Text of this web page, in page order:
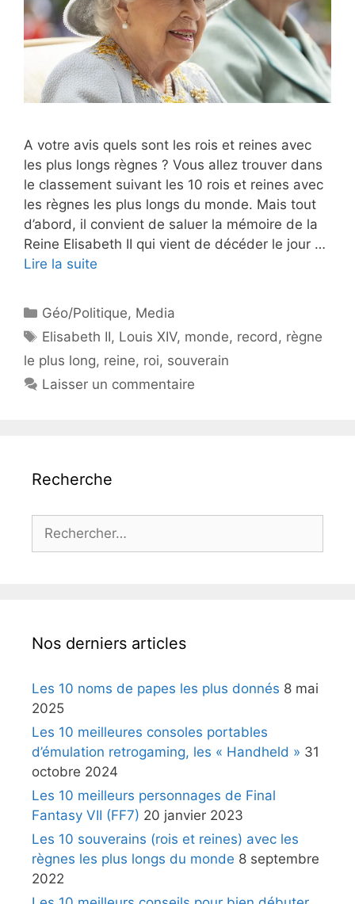
A votre avis quels sont les rois et reines avec
les plus longs règnes ? Vous allez trouver dans
le classement suivant les 10 rois et reines avec
les règnes les plus longs du monde. Mais tout
d’abord, il convient de saluer la mémoire de la
Reine Elisabeth II qui vient de décéder le jour …
Lire la suite
Catégories
Géo/Politique, Media
Étiquettes
Elisabeth II, Louis XIV, monde, record , règne
le plus long, reine, roi, souverain
Laisser un commentaire
Recherche
Nos derniers articles
Les 10 noms de papes les plus donnés 8 mai
2025
Les 10 meilleures consoles portables
d’émulation retrogaming, les « Handheld » 31
octobre 2024
Les 10 meilleurs personnages de Final
Fantasy VII (FF7) 20 janvier 2023
Les 10 souverains (rois et reines) avec les
règnes les plus longs du monde 8 septembre
2022